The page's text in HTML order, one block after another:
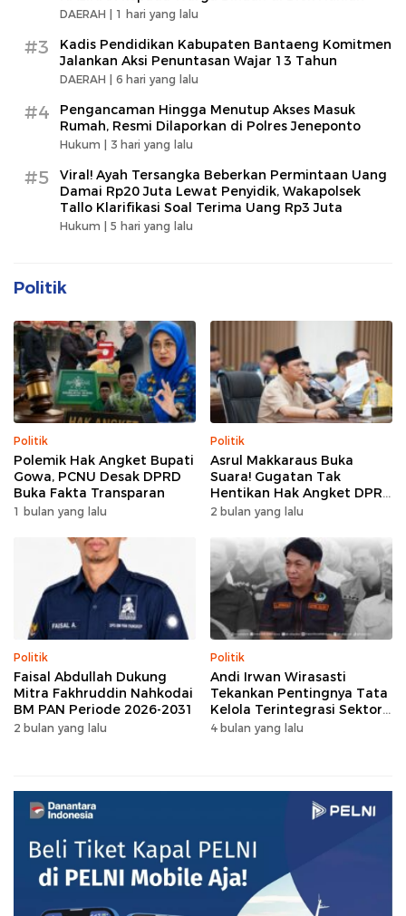
DAERAH | 1 hari yang lalu
#3
Kadis Pendidikan Kabupaten Bantaeng Komitmen
Jalankan Aksi Penuntasan Wajar 13 Tahun
DAERAH | 6 hari yang lalu
#4
Pengancaman Hingga Menutup Akses Masuk
Rumah, Resmi Dilaporkan di Polres Jeneponto
Hukum | 3 hari yang lalu
#5
Viral! Ayah Tersangka Beberkan Permintaan Uang
Damai Rp20 Juta Lewat Penyidik, Wakapolsek
Tallo Klarifikasi Soal Terima Uang Rp3 Juta
Hukum | 5 hari yang lalu
Politik
Politik
Polemik Hak Angket Bupati
Gowa, PCNU Desak DPRD
Buka Fakta Transparan
1 bulan yang lalu
Politik
Asrul Makkaraus Buka
Suara! Gugatan Tak
Hentikan Hak Angket DPRD
Gowa
2 bulan yang lalu
Politik
Faisal Abdullah Dukung
Mitra Fakhruddin Nahkodai
BM PAN Periode 2026-2031
2 bulan yang lalu
Politik
Andi Irwan Wirasasti
Tekankan Pentingnya Tata
Kelola Terintegrasi Sektor
Peternakan Sulsel
4 bulan yang lalu